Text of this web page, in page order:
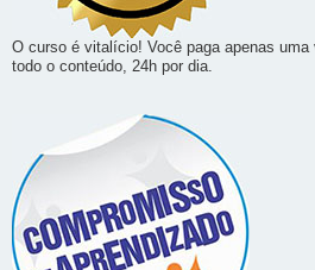
O curso é vitalício! Você paga apenas
todo o conteúdo, 24h por dia.